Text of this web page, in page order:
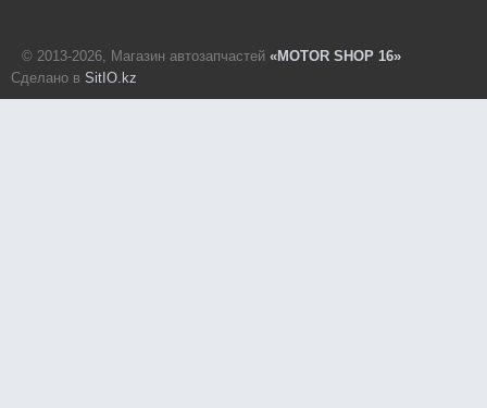
© 2013-2026, Магазин автозапчастей «MOTOR SHOP 16»
Сделано в SitIO.kz